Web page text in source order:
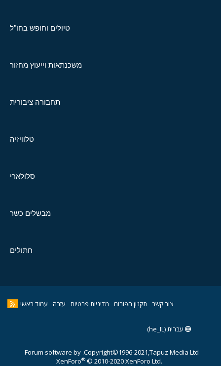
טיולים וחופש בחו"ל
משכנתאות וייעוץ מחזור
תחבורה ציבורית
טלוויזיה
סלולארי
מבשלים כשר
חתולים
צור קשר תקנון הפורום מדיניות פרטיות עזרה עמוד ראשי
עברית (he_IL)
Copyright©1996-2021,Tapuz Media Ltd.
Forum software by
XenForo® © 2010-2020 XenForo Ltd.